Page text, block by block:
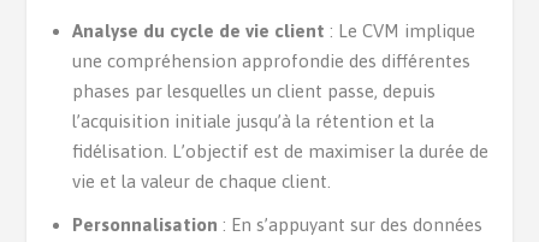
Analyse du cycle de vie client : Le CVM implique
une compréhension approfondie des différentes
phases par lesquelles un client passe, depuis
l’acquisition initiale jusqu’à la rétention et la
fidélisation. L’objectif est de maximiser la durée de
vie et la valeur de chaque client.
Personnalisation : En s’appuyant sur des données